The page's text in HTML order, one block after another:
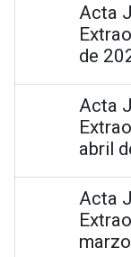
Acta
de
Acta
abril
Acta